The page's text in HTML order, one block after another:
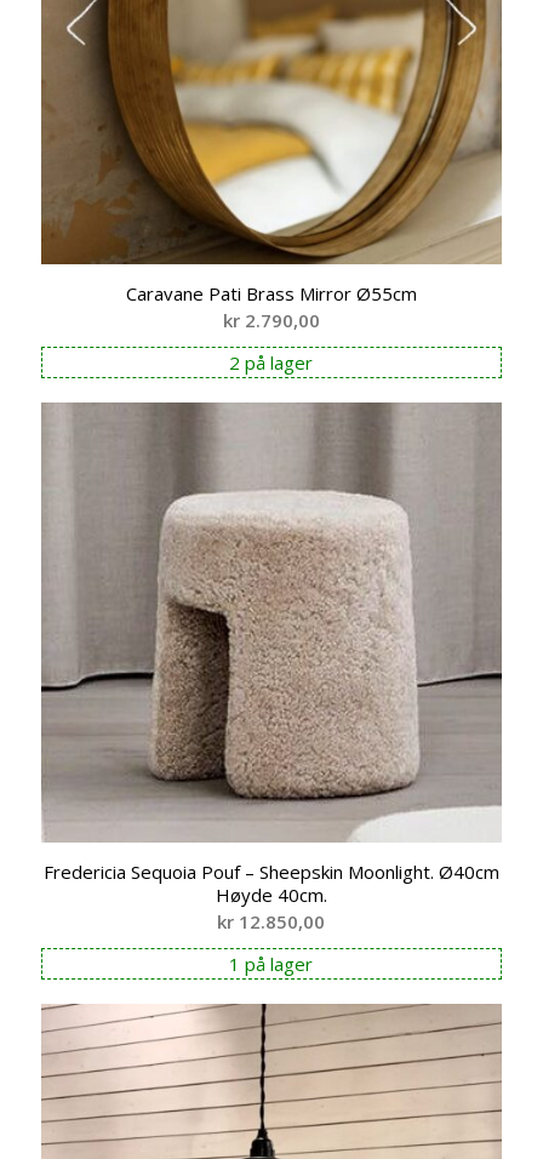
Caravane Pati Brass Mirror Ø55cm
kr2.790,00
2 på lager
Fredericia Sequoia Pouf – Sheepskin Moonlight. Ø40cm
Høyde 40cm.
kr 12.850,00
1 på lager